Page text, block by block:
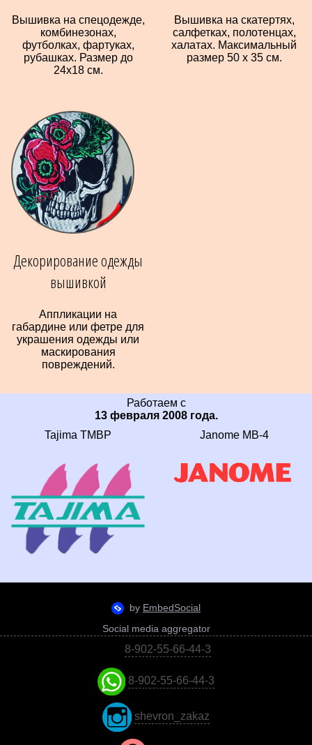
Вышивка на спецодежде,
комбинезонах,
футболках, фартуках,
рубашках. Размер до
24х18 см.
Вышивка на скатертях,
салфетках, полотенцах,
халатах. Максимальный
размер 50 х 35 см.
Декорирование одежды
вышивкой
Аппликации на
габардине или фетре для
украшения одежды или
маскирования
повреждений.
Работаем с
13 февраля 2008 года.
Tajima TMBP
Janome MB-4
Social media aggregator
8-902-55-66-44-3
8-902-55-66-44-3
shevron_zakaz